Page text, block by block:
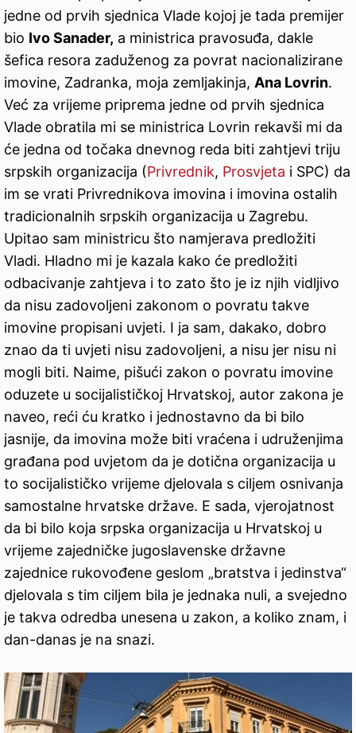
jedne od prvih sjednica Vlade kojoj je tada premijer
bio Ivo Sanader, a ministrica pravosuđa, dakle
šefica resora zaduženog za povrat nacionalizirane
imovine, Zadranka, moja zemljakinja, Ana Lovrin.
Već za vrijeme priprema jedne od prvih sjednica
Vlade obratila mi se ministrica Lovrin rekavši mi da
će jedna od točaka dnevnog reda biti zahtjevi triju
srpskih organizacija (Privrednik, Prosvjeta i SPC) da
im se vrati Privrednikova imovina i imovina ostalih
tradicionalnih srpskih organizacija u Zagrebu.
Upitao sam ministricu što namjerava predložiti
Vladi. Hladno mi je kazala kako će predložiti
odbacivanje zahtjeva i to zato što je iz njih vidljivo
da nisu zadovoljeni zakonom o povratu takve
imovine propisani uvjeti. I ja sam, dakako, dobro
znao da ti uvjeti nisu zadovoljeni, a nisu jer nisu ni
mogli biti. Naime, pišući zakon o povratu imovine
oduzete u socijalističkoj Hrvatskoj, autor zakona je
naveo, reći ću kratko i jednostavno da bi bilo
jasnije, da imovina može biti vraćena i udruženjima
građana pod uvjetom da je dotična organizacija u
to socijalističko vrijeme djelovala s ciljem osnivanja
samostalne hrvatske države. E sada, vjerojatnost
da bi bilo koja srpska organizacija u Hrvatskoj u
vrijeme zajedničke jugoslavenske državne
zajednice rukovođene geslom „bratstva i jedinstva“
djelovala s tim ciljem bila je jednaka nuli, a svejedno
je takva odredba unesena u zakon, a koliko znam, i
dan-danas je na snazi.